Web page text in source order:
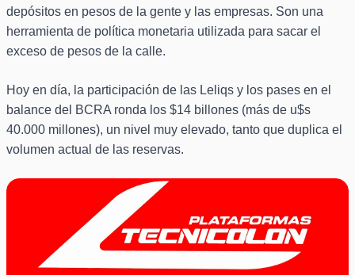
depósitos en pesos de la gente y las empresas. Son una
herramienta de política monetaria utilizada para sacar el
exceso de pesos de la calle.
Hoy en día, la participación de las Leliqs y los pases en el
balance del BCRA ronda los $14 billones (más de u$s
40.000 millones), un nivel muy elevado, tanto que duplica el
volumen actual de las reservas.